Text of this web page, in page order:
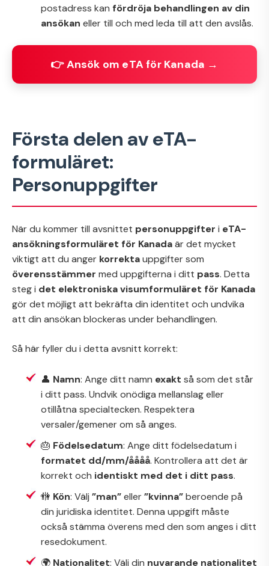
postadress kan fördröja behandlingen av din
ansökan eller till och med leda till att den avslås.
👉 Ansök om eTA för Kanada →
Första delen av eTA-
formuläret:
Personuppgifter
När du kommer till avsnittet personuppgifter i eTA-
ansökningsformuläret för Kanadaär det mycket
viktigt att du anger korrektauppgifter som
överensstämmer med uppgifterna i ditt pass. Detta
steg i det elektroniska visumformuläret för Kanada
gör det möjligt att bekräfta din identitet och undvika
att din ansökan blockeras under behandlingen.
Så här fyller du i detta avsnitt korrekt:
👤 Namn: Ange ditt namn exakt så som det står
i ditt pass. Undvik onödiga mellanslag eller
otillåtna specialtecken. Respektera
versaler/gemener om så anges.
🎂 Födelsedatum: Ange ditt födelsedatum i
formatet dd/mm/åååå. Kontrollera att det är
korrekt och identiskt med det i ditt pass.
🚻 Kön: Välj ”man”eller”kvinna”beroende på
din juridiska identitet. Denna uppgift måste
också stämma överens med den som anges i ditt
resedokument.
🌍 Nationalitet: Välj din nuvarande nationalitet